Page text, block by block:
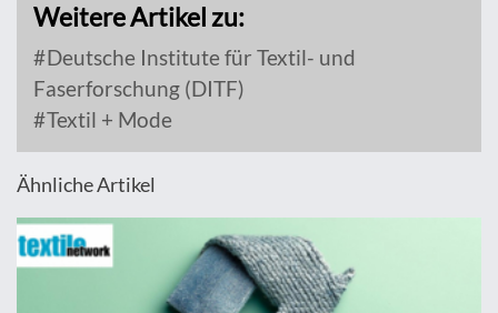
Weitere Artikel zu:
Deutsche Institute für Textil- und
Faserforschung (DITF)
Textil + Mode
Ähnliche Artikel